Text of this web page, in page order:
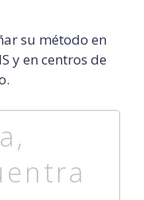
su método en
y en centros de